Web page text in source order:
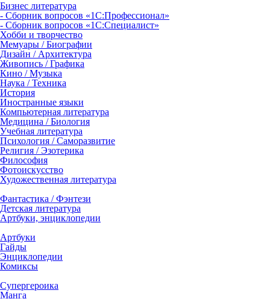
Бизнес литература
- Сборник вопросов «1С:Профессионал»
- Сборник вопросов «1С:Специалист»
Хобби и творчество
Мемуары / Биографии
Дизайн / Архитектура
Живопись / Графика
Кино / Музыка
Наука / Техника
История
Иностранные языки
Компьютерная литература
Медицина / Биология
Учебная литература
Психология / Саморазвитие
Религия / Эзотерика
Философия
Фотоискусство
Художественная литература
Фантастика / Фэнтези
Детская литература
Артбуки, энциклопедии
Артбуки
Гайды
Энциклопедии
Комиксы
Супергероика
Манга